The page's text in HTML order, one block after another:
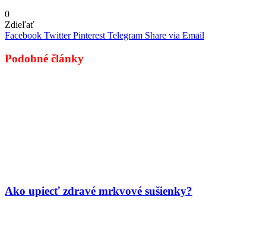
0
Zdieľať
Facebook Twitter Pinterest Telegram Share via Email
Podobné články
Ako upiecť zdravé mrkvové sušienky?